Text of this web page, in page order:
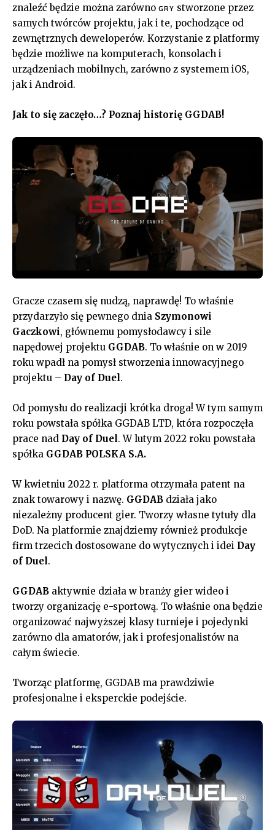
znaleźć będzie można zarówno GRY stworzone przez
samych twórców projektu, jak i te, pochodzące od
zewnętrznych deweloperów. Korzystanie z platformy
będzie możliwe na komputerach, konsolach i
urządzeniach mobilnych, zarówno z systemem iOS,
jak i Android.
Jak to się zaczęło…? Poznaj historię GGDAB!
Gracze czasem się nudzą, naprawdę! To właśnie
przydarzyło się pewnego dnia Szymonowi
Gaczkowi, głównemu pomysłodawcy i sile
napędowej projektu GGDAB. To właśnie on w 2019
roku wpadł na pomysł stworzenia innowacyjnego
projektu – Day of Duel.
Od pomysłu do realizacji krótka droga! W tym samym
roku powstała spółka GGDAB LTD, która rozpoczęła
prace nad Day of Duel. W lutym 2022 roku powstała
spółka GGDAB POLSKA S.A.
W kwietniu 2022 r. platforma otrzymała patent na
znak towarowy i nazwę. GGDAB działa jako
niezależny producent gier. Tworzy własne tytuły dla
DoD. Na platformie znajdziemy również produkcje
firm trzecich dostosowane do wytycznych i idei Day
of Duel.
GGDAB aktywnie działa w branży gier wideo i
tworzy organizację e-sportową. To właśnie ona będzie
organizować najwyższej klasy turnieje i pojedynki
zarówno dla amatorów, jak i profesjonalistów na
całym świecie.
Tworząc platformę, GGDAB ma prawdziwie
profesjonalne i eksperckie podejście.